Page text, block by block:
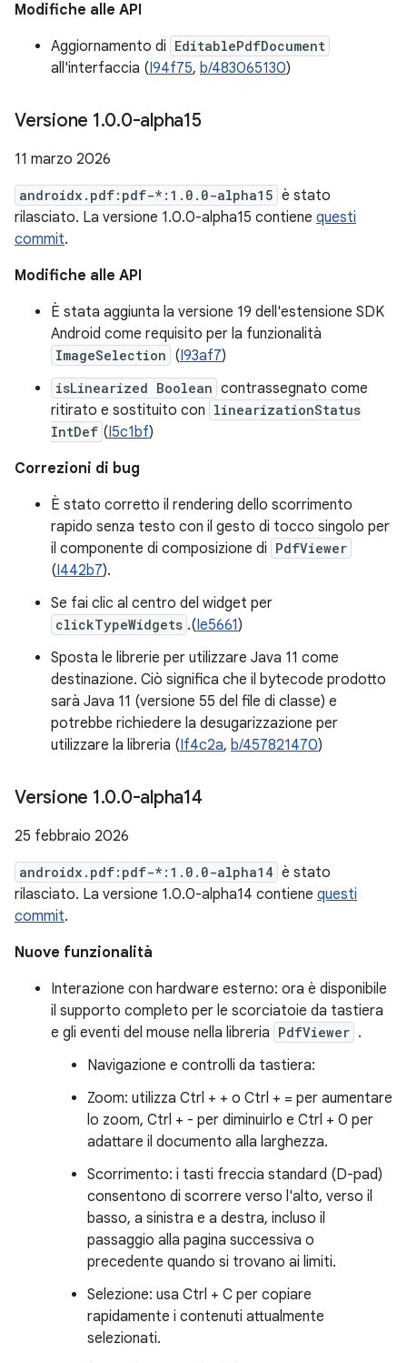
Modifiche alle API
Aggiornamento di EditablePdfDocument
all'interfaccia (I94f75, b/483065130)
Versione 1.0.0-alpha15
11 marzo 2026
androidx.pdf:pdf-*:1.0.0-alpha15 è stato
rilasciato. La versione 1.0.0-alpha15 contiene questi
commit.
Modifiche alle API
È stata aggiunta la versione 19 dell'estensione SDK
Android come requisito per la funzionalità
ImageSelection (I93af7)
isLinearized Boolean contrassegnato come
ritirato e sostituito con linearizationStatus
IntDef (I5c1bf)
Correzioni di bug
È stato corretto il rendering dello scorrimento
rapido senza testo con il gesto di tocco singolo per
il componente di composizione di PdfViewer
(I442b7).
Se fai clic al centro del widget per
clickTypeWidgets .(Ie5661)
Sposta le librerie per utilizzare Java 11 come
destinazione. Ciò significa che il bytecode prodotto
sarà Java 11 (versione 55 del file di classe) e
potrebbe richiedere la desugarizzazione per
utilizzare la libreria (If4c2a, b/457821470)
Versione 1.0.0-alpha14
25 febbraio 2026
androidx.pdf:pdf-*:1.0.0-alpha14 è stato
rilasciato. La versione 1.0.0-alpha14 contiene questi
commit.
Nuove funzionalità
Interazione con hardware esterno: ora è disponibile
il supporto completo per le scorciatoie da tastiera
e gli eventi del mouse nella libreria PdfViewer .
Navigazione e controlli da tastiera:
Zoom: utilizza Ctrl + + o Ctrl + = per aumentare
lo zoom, Ctrl + - per diminuirlo e Ctrl + 0 per
adattare il documento alla larghezza.
Scorrimento: i tasti freccia standard (D-pad)
consentono di scorrere verso l'alto, verso il
basso, a sinistra e a destra, incluso il
passaggio alla pagina successiva o
precedente quando si trovano ai limiti.
Selezione: usa Ctrl + C per copiare
rapidamente i contenuti attualmente
selezionati.